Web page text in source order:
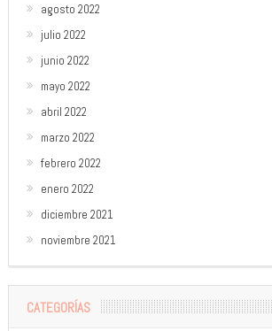
agosto 2022
julio 2022
junio 2022
mayo 2022
abril 2022
marzo 2022
febrero 2022
enero 2022
diciembre 2021
noviembre 2021
CATEGORÍAS